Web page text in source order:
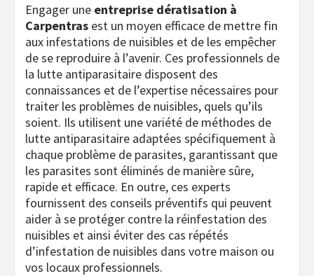
Engager une entreprise dératisation à
Carpentras est un moyen efficace de mettre fin
aux infestations de nuisibles et de les empêcher
de se reproduire à l’avenir. Ces professionnels de
la lutte antiparasitaire disposent des
connaissances et de l’expertise nécessaires pour
traiter les problèmes de nuisibles, quels qu’ils
soient. Ils utilisent une variété de méthodes de
lutte antiparasitaire adaptées spécifiquement à
chaque problème de parasites, garantissant que
les parasites sont éliminés de manière sûre,
rapide et efficace. En outre, ces experts
fournissent des conseils préventifs qui peuvent
aider à se protéger contre la réinfestation des
nuisibles et ainsi éviter des cas répétés
d’infestation de nuisibles dans votre maison ou
vos locaux professionnels.